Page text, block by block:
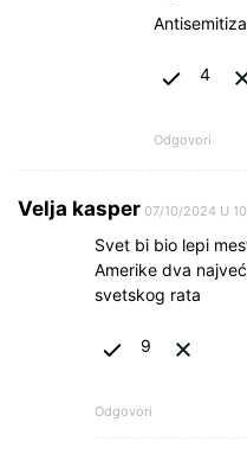
4
Odgovori
Velja kasper 07/10/2024 U
Svet bi bio lepi
Amerike dva
svetskog rata
9
Odgovori